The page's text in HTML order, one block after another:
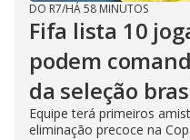
DO R7/HÁ 58 MINUTOS
Fifa lista 10
podem
da seleção
Equipe terá primeiros
eliminação precoce na